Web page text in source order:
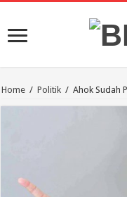
Home / Politik / Ahok Sudah